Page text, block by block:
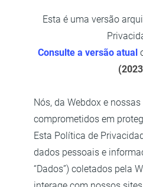
Esta é uma versão
Consulte a versão atual
Nós, da Webdox e
comprometidos em
Esta Política de
dados pessoais e
“Dados”) coletados pela